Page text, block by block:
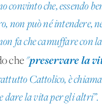
convinto che, essendo
non può né intendere,
fa che camuffare
che "preservare la
Cattolico, è
dare la vita per gli altri”.